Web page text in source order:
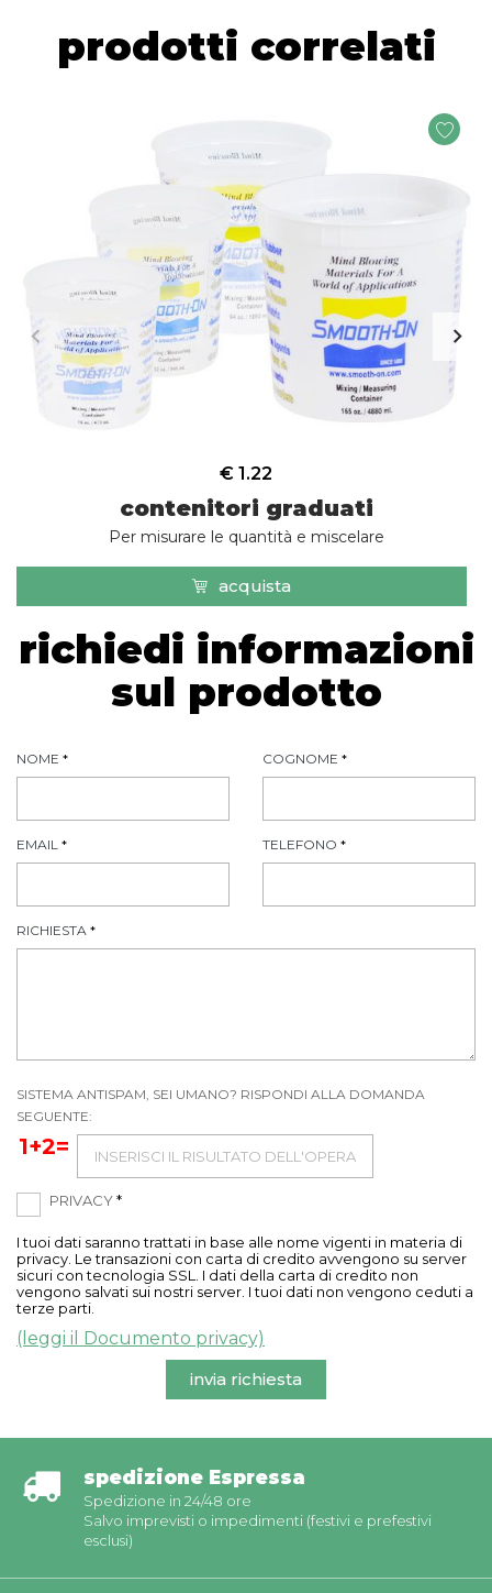
prodotti correlati
contenitori graduati
Per misurare le quantità e miscelare
€ 1.22
acquista
richiedi informazioni
sul prodotto
NOME * COGNOME *
EMAIL * TELEFONO *
RICHIESTA *
SISTEMA ANTISPAM, SEI UMANO? RISPONDI ALLA DOMANDA
SEGUENTE:
1+2=
PRIVACY*
I tuoi dati saranno trattati in base alle nome vigenti in materia di
privacy. Le transazioni con carta di credito avvengono su server
sicuri con tecnologia SSL. I dati della carta di credito non
vengono salvati sui nostri server. I tuoi dati non vengono ceduti a
terze parti.
(leggi il Documento privacy)
invia richiesta
spedizione Espressa
Spedizione in 24/48 ore
Salvo imprevisti o impedimenti (festivi e prefestivi
esclusi)